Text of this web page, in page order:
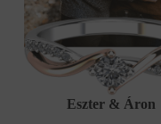
Eszter & Áron